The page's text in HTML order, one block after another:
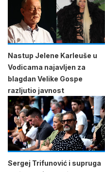
Nastup Jelene Karleuše u
Vodicama najavljen za
blagdan Velike Gospe
razljutio javnost
Sergej Trifunović i supruga